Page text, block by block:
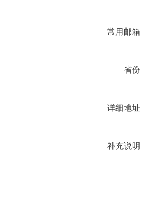
常用邮箱
省份
详细地址
补充说明